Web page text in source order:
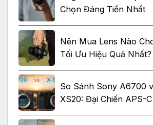
Chọn Đáng Tiền Nhất
Nên Mua Lens Nào
Tối Ưu Hiệu Quả Nhất?
So Sánh Sony A6700
XS20: Đại Chiến APS-C